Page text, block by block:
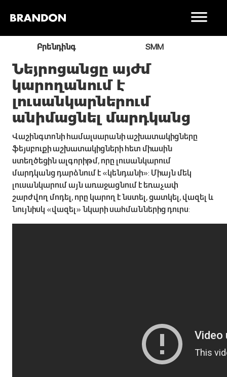
Բրենդինգ SMM
Նեյրոցանցը այժմ
կարողանում է
լուսանկարներում
անիմացնել մարդկանց
Վաշինգտոնի համալսարանի աշխատակիցները
ֆեյսբուքի աշխատակիցների հետ միասին
ստեղծեցին ալգորիթմ, որը լուսանկարում
մարդկանց դարձնում է «կենդանի»: Միայն մեկ
լուսանկարում այն առաջացնում է եռաչափ
շարժվող մոդել, որը կարող է նստել, ցատկել, վազել և
նույնիսկ «վազել» նկարի սահմաններից դուրս: